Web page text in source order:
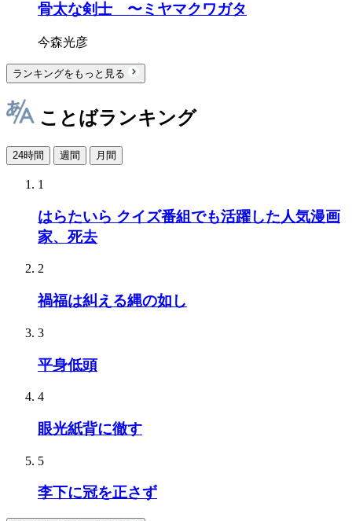
骨太な剣士 〜ミヤマクワガタ
今森光彦
ランキングをもっと見る
ことばランキング
24時間 週間 月間
1
はらたいら クイズ番組でも活躍した人気漫画
家、死去
2
禍福は糾える縄の如し
3
平身低頭
4
眼光紙背に徹す
5
李下に冠を正さず